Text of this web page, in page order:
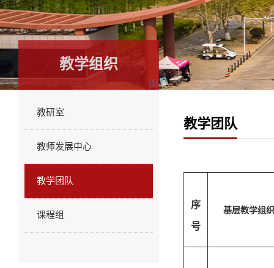
教学组织
教研室
教师发展中心
教学团队
课程组
教学团队
序
号
基层教学组